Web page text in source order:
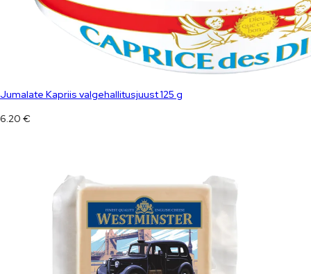
Jumalate Kapriis valgehallitusjuust 125 g
6.20 €